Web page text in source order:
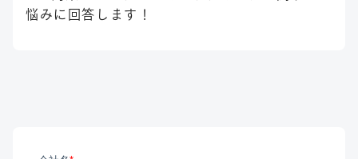
悩みに回答します！